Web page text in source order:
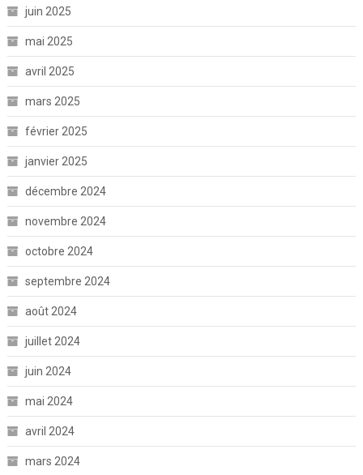
juin 2025
mai 2025
avril 2025
mars 2025
février 2025
janvier 2025
décembre 2024
novembre 2024
octobre 2024
septembre 2024
août 2024
juillet 2024
juin 2024
mai 2024
avril 2024
mars 2024